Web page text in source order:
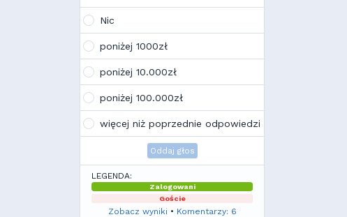
Wojo
Tak, po zmianach gmclan przeżywa
wskazują, że ten rok będzie rokiem
Linuxa, rokiem odejścia od
discorda na rzecz forów
internetowych
K Kamilek
Ale klimat tu znowu wrócić!
Nic
poniżej 1000zł
poniżej 10.000zł
poniżej 100.000zł
więcej niż poprzednie odpowiedzi
Oddaj głos
LEGENDA:
Zalogowani
Goście
Zobacz wyniki • Komentarzy: 6